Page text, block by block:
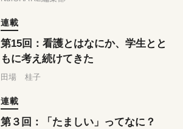
連載
第15回：看護とはなにか、学生とと
もに考え続けてきた
田場 桂子
連載
第３回：「たましい」ってなに？